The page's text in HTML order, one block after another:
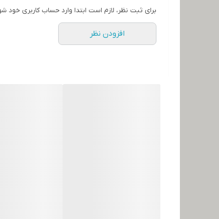
برای ثبت نظر، لازم است ابتدا وارد حساب کاربری خود
افزودن نظر